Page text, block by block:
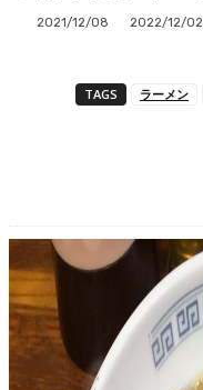
2021/12/08 2022/12/02
TAGS ラーメン